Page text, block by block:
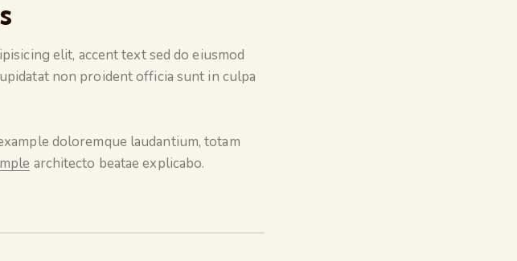
elit, accent text sed do eiusmod
non proident officia sunt in culpa
doloremque laudantium, totam
architecto beatae explicabo.